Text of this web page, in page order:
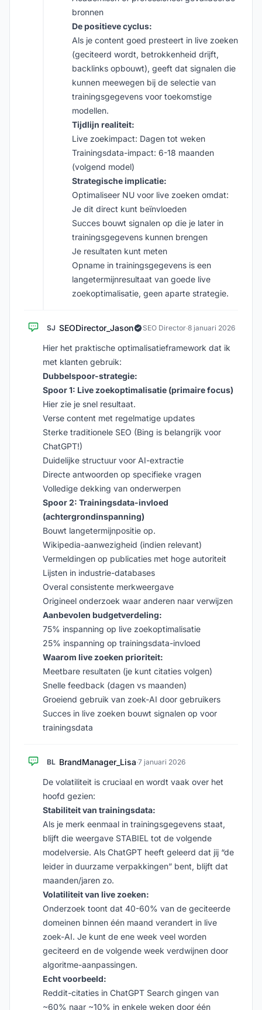
bronnen
De positieve cyclus:
Als je content goed presteert in live zoeken
(geciteerd wordt, betrokkenheid drijft,
backlinks opbouwt), geeft dat signalen die
kunnen meewegen bij de selectie van
trainingsgegevens voor toekomstige
modellen.
Tijdlijn realiteit:
Live zoekimpact: Dagen tot weken
Trainingsdata-impact: 6-18 maanden
(volgend model)
Strategische implicatie:
Optimaliseer NU voor live zoeken omdat:
Je dit direct kunt beïnvloeden
Succes bouwt signalen op die je later in
trainingsgegevens kunnen brengen
Je resultaten kunt meten
Opname in trainingsgegevens is een
langetermijnresultaat van goede live
zoekoptimalisatie, geen aparte strategie.
SJ SEODirector_Jason SEO Director·8 januari 2026
Hier het praktische optimalisatieframework dat ik
met klanten gebruik:
Dubbelspoor-strategie:
Spoor 1: Live zoekoptimalisatie (primaire focus)
Hier zie je snel resultaat.
Verse content met regelmatige updates
Sterke traditionele SEO (Bing is belangrijk voor
ChatGPT!)
Duidelijke structuur voor AI-extractie
Directe antwoorden op specifieke vragen
Volledige dekking van onderwerpen
Spoor 2: Trainingsdata-invloed
(achtergrondinspanning)
Bouwt langetermijnpositie op.
Wikipedia-aanwezigheid (indien relevant)
Vermeldingen op publicaties met hoge autoriteit
Lijsten in industrie-databases
Overal consistente merkweergave
Origineel onderzoek waar anderen naar verwijzen
Aanbevolen budgetverdeling:
75% inspanning op live zoekoptimalisatie
25% inspanning op trainingsdata-invloed
Waarom live zoeken prioriteit:
Meetbare resultaten (je kunt citaties volgen)
Snelle feedback (dagen vs maanden)
Groeiend gebruik van zoek-AI door gebruikers
Succes in live zoeken bouwt signalen op voor
trainingsdata
BL BrandManager_Lisa·7 januari 2026
De volatiliteit is cruciaal en wordt vaak over het
hoofd gezien:
Stabiliteit van trainingsdata:
Als je merk eenmaal in trainingsgegevens staat,
blijft die weergave STABIEL tot de volgende
modelversie. Als ChatGPT heeft geleerd dat jij “de
leider in duurzame verpakkingen” bent, blijft dat
maanden/jaren zo.
Volatiliteit van live zoeken:
Onderzoek toont dat 40-60% van de geciteerde
domeinen binnen één maand verandert in live
zoek-AI. Je kunt de ene week veel worden
geciteerd en de volgende week verdwijnen door
algoritme-aanpassingen.
Echt voorbeeld:
Reddit-citaties in ChatGPT Search gingen van
~60% naar ~10% in enkele weken door één